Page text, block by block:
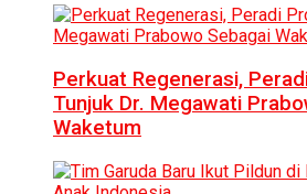
Perkuat Regenerasi,
Tunjuk Dr. Megawati
Waketum